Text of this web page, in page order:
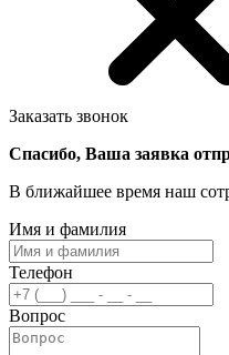
Заказать звонок
Спасибо, Ваша заявка
В ближайшее время наш
Имя и фамилия
Телефон
Вопрос